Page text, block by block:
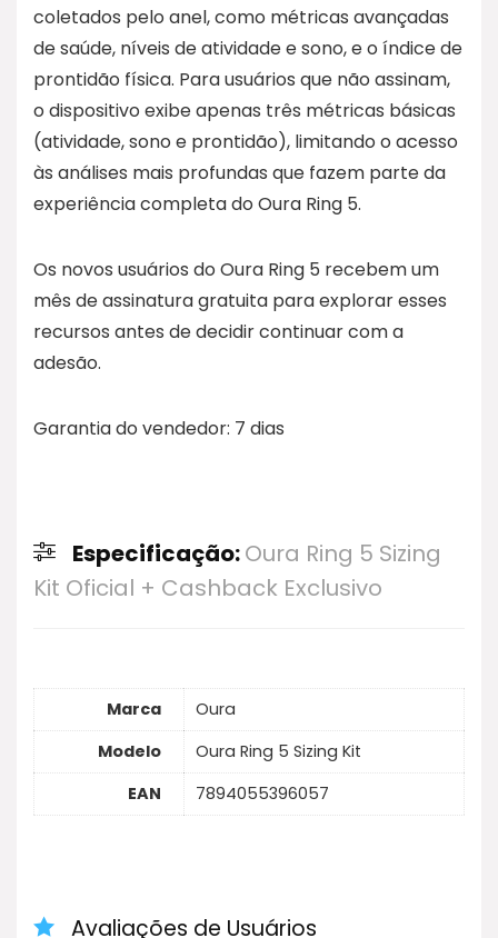
coletados pelo anel, como métricas avançadas
de saúde, níveis de atividade e sono, e o índice de
prontidão física. Para usuários que não assinam,
o dispositivo exibe apenas três métricas básicas
(atividade, sono e prontidão), limitando o acesso
às análises mais profundas que fazem parte da
experiência completa do Oura Ring 5.
Os novos usuários do Oura Ring 5 recebem um
mês de assinatura gratuita para explorar esses
recursos antes de decidir continuar com a
adesão.
Garantia do vendedor: 7 dias
Especificação:Oura Ring 5 Sizing
Kit Oficial + Cashback Exclusivo
Marca
Oura
Modelo
Oura Ring 5 Sizing Kit
EAN
7894055396057
Avaliações de Usuários